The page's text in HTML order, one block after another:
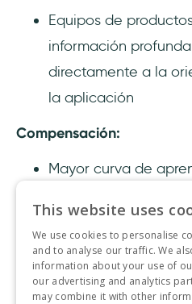
Equipos de
información
directamente a la
la aplicación
Compensación:
Mayor curva de
comparación con
lo que dificulta el
funciones
Precios:
This website uses
We use cookies to personalise
and to analyse our traffic. We
information about your use of
our advertising and analytics
may combine it with other